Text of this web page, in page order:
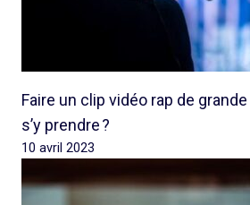
Faire un clip vidéo rap de
s’y prendre ?
10 avril 2023